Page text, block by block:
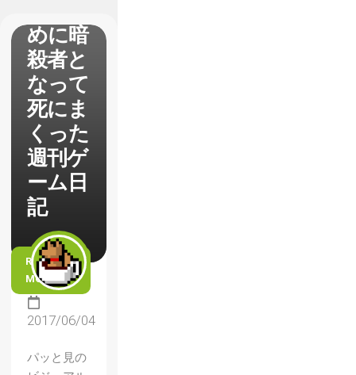
めに暗
殺者と
なって
死にま
くった
週刊ゲ
ーム日
記
READ
MORE
2017/06/04
パッと見の